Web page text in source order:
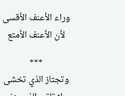
وراء الأعنف الأقسى
لأن الأعنف الأمتع
***
وتجتاز الذي تخشى